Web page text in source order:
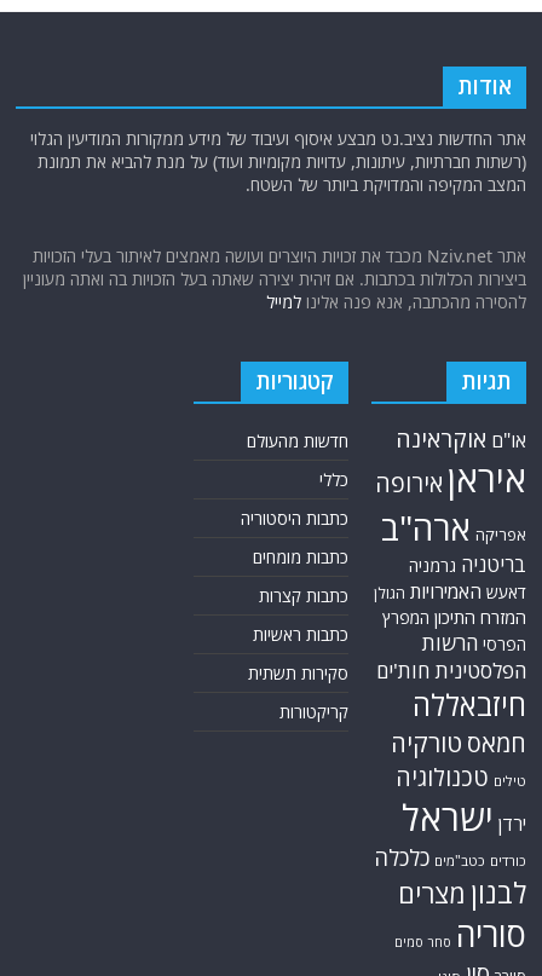
אודות
אתר החדשות נציב.נט מבצע איסוף ועיבוד של מידע ממקורות המודיעין הגלוי
(רשתות חברתיות, עיתונות, עדויות מקומיות ועוד) על מנת להביא את תמונת
המצב המקיפה והמדויקת ביותר של השטח.
אתר Nziv.net מכבד את זכויות היוצרים ועושה מאמצים לאיתור בעלי הזכויות
ביצירות הכלולות בכתבות. אם זיהית יצירה שאתה בעל הזכויות בה ואתה מעוניין
להסירה מהכתבה, אנא פנה אלינולמייל
תגיות
או"ם אוקראינה
איראן אירופה
אפריקה ארה"ב
בריטניה גרמניה
דאעש האמירויות הגולן
המזרח התיכון המפרץ
הפרסי הרשות
הפלסטינית חות'ים
חיזבאללה
חמאס טורקיה
טילים טכנולוגיה
ירדן ישראל
כורדים כטב"מים כלכלה
לבנון מצרים
סוריה סחר סמים
קטגוריות
חדשות מהעולם
כללי
כתבות היסטוריה
כתבות מומחים
כתבות קצרות
כתבות ראשיות
סקירות תשתית
קריקטורות